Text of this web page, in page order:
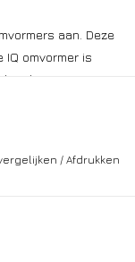
aan. Deze
omvormer is
nodig.
ontwerpen! :
/ Afdrukken